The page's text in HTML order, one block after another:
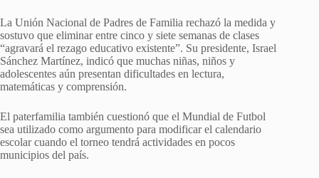
La Unión Nacional de Padres de Familia rechazó la medida y
sostuvo que eliminar entre cinco y siete semanas de clases
“agravará el rezago educativo existente”. Su presidente, Israel
Sánchez Martínez, indicó que muchas niñas, niños y
adolescentes aún presentan dificultades en lectura,
matemáticas y comprensión.
El paterfamilia también cuestionó que el Mundial de Futbol
sea utilizado como argumento para modificar el calendario
escolar cuando el torneo tendrá actividades en pocos
municipios del país.